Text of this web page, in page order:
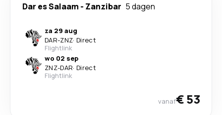
Dar es Salaam - Zanzibar 5 dagen
za 29 aug
DAR-ZNZ· Direct
Flightlink
wo 02 sep
ZNZ-DAR· Direct
Flightlink
vanaf€ 53